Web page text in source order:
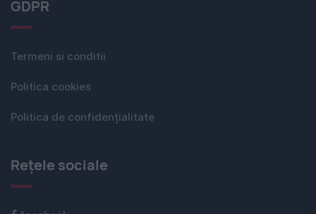
GDPR
Termeni si conditii
Politica cookies
Politica de confidențialitate
Rețele sociale